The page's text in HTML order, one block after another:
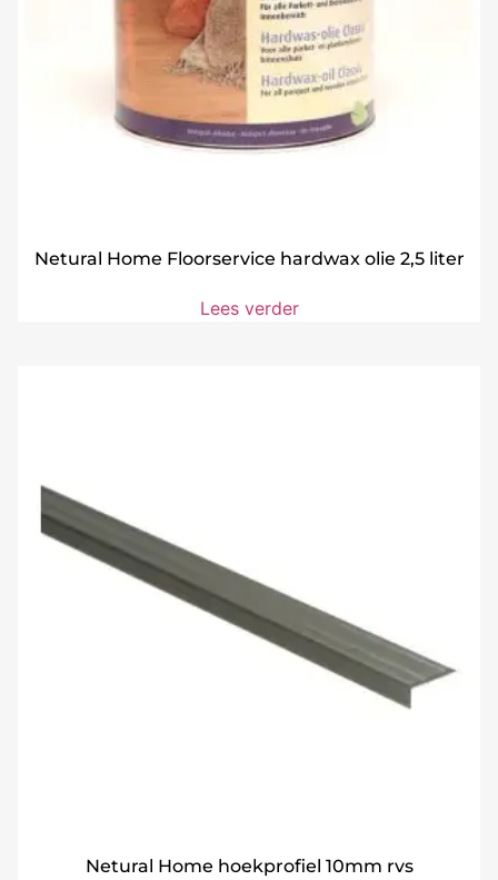
Netural Home Floorservice hardwax olie 2,5 liter
Lees verder
Netural Home hoekprofiel 10mm rvs